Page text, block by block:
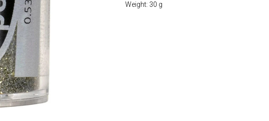
Weight: 30 g